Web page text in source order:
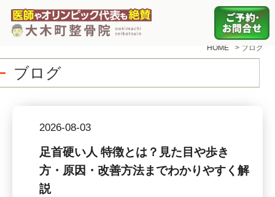
HOME > ブログ
ブログ
2026-08-03
足首硬い人 特徴とは？見た目や歩き
方・原因・改善方法までわかりやすく解
説